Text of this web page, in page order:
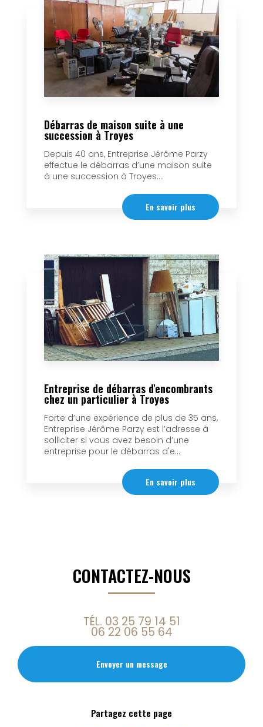
Débarras de maison suite à une
succession à Troyes
Depuis 40 ans, Entreprise Jérôme Parzy
effectue le débarras d’une maison suite
à une succession à Troyes....
En savoir plus
Entreprise de débarras d'encombrants
chez un particulier à Troyes
Forte d’une expérience de plus de 35 ans,
Entreprise Jérôme Parzy est l’adresse à
solliciter si vous avez besoin d’une
entreprise pour le débarras d'e...
En savoir plus
CONTACTEZ-NOUS
TÉL. 03 25 79 14 51
06 22 06 55 64
Envoyer un message
Partagez cette page